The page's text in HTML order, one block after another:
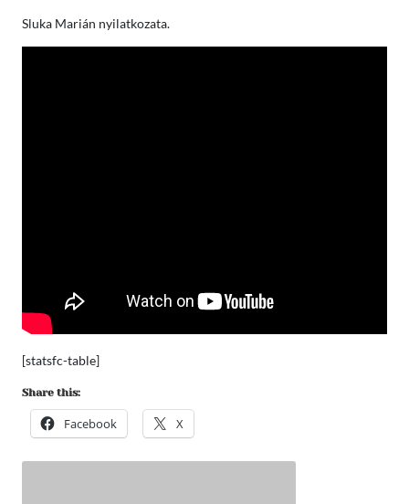
Sluka Marián nyilatkozata.
[statsfc-table]
Share this:
Facebook X